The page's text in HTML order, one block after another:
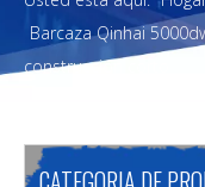
Barcaza Qinhai
construcción corto